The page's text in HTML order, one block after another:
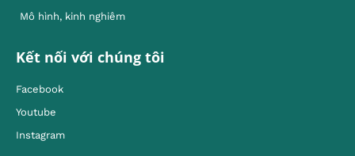
Mô hình, kinh nghiêm
Kết nối với chúng tôi
Facebook
Youtube
Instagram